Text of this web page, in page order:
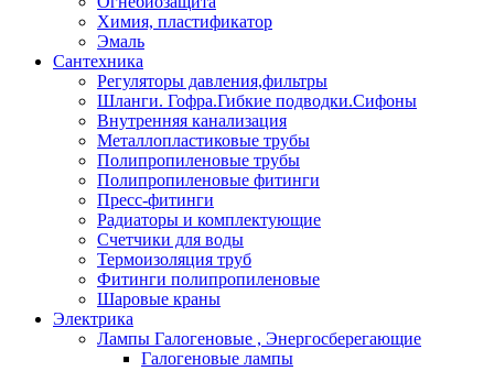
Химия, пластификатор
Эмаль
Сантехника
Регуляторы давления,фильтры
Шланги. Гофра.Гибкие подводки.Сифоны
Внутренняя канализация
Металлопластиковые трубы
Полипропиленовые трубы
Полипропиленовые фитинги
Пресс-фитинги
Радиаторы и комплектующие
Счетчики для воды
Термоизоляция труб
Фитинги полипропиленовые
Шаровые краны
Электрика
Лампы Галогеновые , Энергосберегающие
Галогеновые лампы